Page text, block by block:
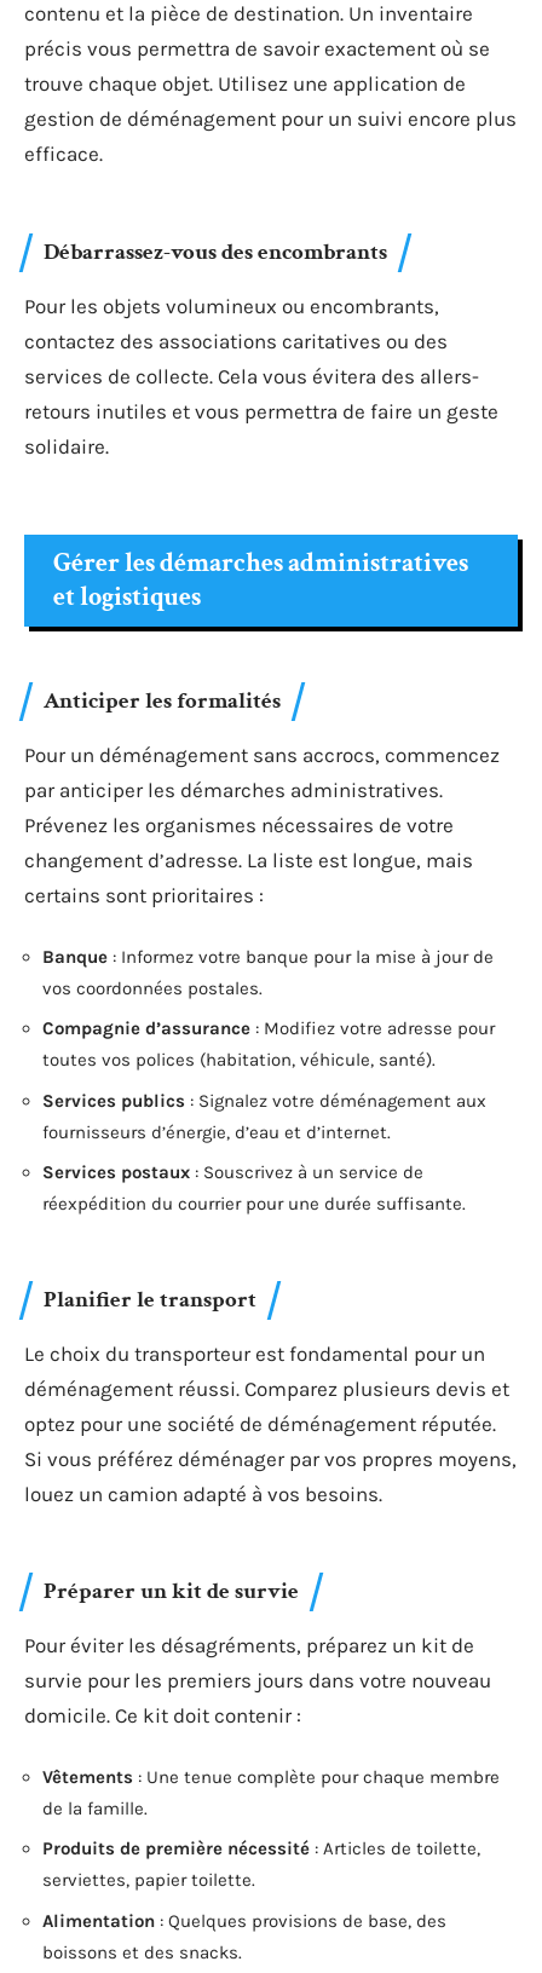
contenu et la pièce de destination. Un inventaire
précis vous permettra de savoir exactement où se
trouve chaque objet. Utilisez une application de
gestion de déménagement pour un suivi encore plus
efficace.
Débarrassez-vous des encombrants
Pour les objets volumineux ou encombrants,
contactez des associations caritatives ou des
services de collecte. Cela vous évitera des allers-
retours inutiles et vous permettra de faire un geste
solidaire.
Gérer les démarches administratives
et logistiques
Anticiper les formalités
Pour un déménagement sans accrocs, commencez
par anticiper les démarches administratives.
Prévenez les organismes nécessaires de votre
changement d’adresse. La liste est longue, mais
certains sont prioritaires :
Banque : Informez votre banque pour la mise à jour de
vos coordonnées postales.
Compagnie d’assurance : Modifiez votre adresse pour
toutes vos polices (habitation, véhicule, santé).
Services publics : Signalez votre déménagement aux
fournisseurs d’énergie, d’eau et d’internet.
Services postaux : Souscrivez à un service de
réexpédition du courrier pour une durée suffisante.
Planifier le transport
Le choix du transporteur est fondamental pour un
déménagement réussi. Comparez plusieurs devis et
optez pour une société de déménagement réputée.
Si vous préférez déménager par vos propres moyens,
louez un camion adapté à vos besoins.
Préparer un kit de survie
Pour éviter les désagréments, préparez un kit de
survie pour les premiers jours dans votre nouveau
domicile. Ce kit doit contenir :
Vêtements : Une tenue complète pour chaque membre
de la famille.
Produits de première nécessité : Articles de toilette,
serviettes, papier toilette.
Alimentation : Quelques provisions de base, des
boissons et des snacks.